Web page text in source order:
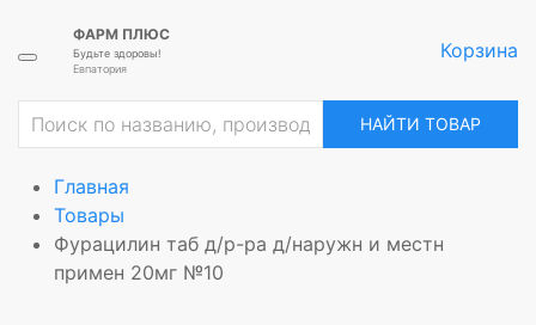
ФАРМ ПЛЮС
Будьте здоровы!
Евпатория
Корзина
НАЙТИ ТОВАР
Главная
Товары
Фурацилин таб д/р-ра д/наружн и местн
примен 20мг №10